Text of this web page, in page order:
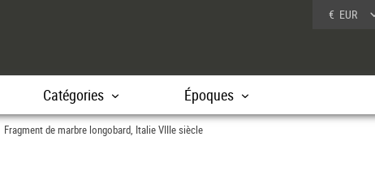
€ EUR
Catégories Époques
Fragment de marbre longobard, Italie VIIIe siècle